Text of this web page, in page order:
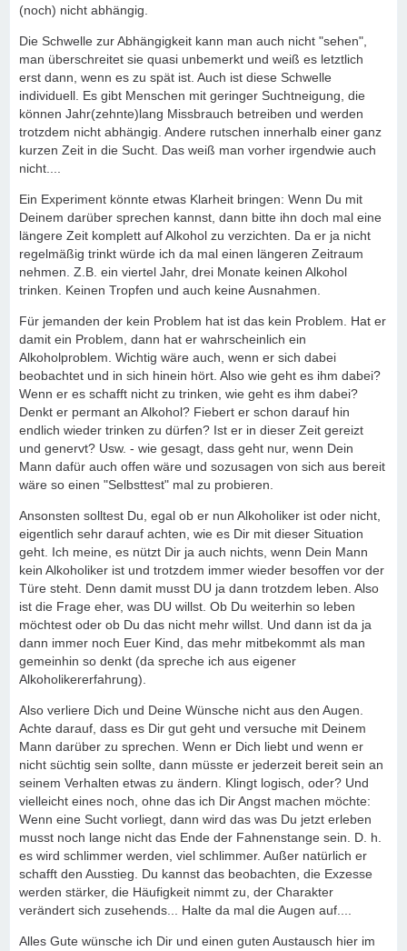
(noch) nicht abhängig.
Die Schwelle zur Abhängigkeit kann man auch nicht "sehen",
man überschreitet sie quasi unbemerkt und weiß es letztlich
erst dann, wenn es zu spät ist. Auch ist diese Schwelle
individuell. Es gibt Menschen mit geringer Suchtneigung, die
können Jahr(zehnte)lang Missbrauch betreiben und werden
trotzdem nicht abhängig. Andere rutschen innerhalb einer ganz
kurzen Zeit in die Sucht. Das weiß man vorher irgendwie auch
nicht....
Ein Experiment könnte etwas Klarheit bringen: Wenn Du mit
Deinem darüber sprechen kannst, dann bitte ihn doch mal eine
längere Zeit komplett auf Alkohol zu verzichten. Da er ja nicht
regelmäßig trinkt würde ich da mal einen längeren Zeitraum
nehmen. Z.B. ein viertel Jahr, drei Monate keinen Alkohol
trinken. Keinen Tropfen und auch keine Ausnahmen.
Für jemanden der kein Problem hat ist das kein Problem. Hat er
damit ein Problem, dann hat er wahrscheinlich ein
Alkoholproblem. Wichtig wäre auch, wenn er sich dabei
beobachtet und in sich hinein hört. Also wie geht es ihm dabei?
Wenn er es schafft nicht zu trinken, wie geht es ihm dabei?
Denkt er permant an Alkohol? Fiebert er schon darauf hin
endlich wieder trinken zu dürfen? Ist er in dieser Zeit gereizt
und genervt? Usw. - wie gesagt, dass geht nur, wenn Dein
Mann dafür auch offen wäre und sozusagen von sich aus bereit
wäre so einen "Selbsttest" mal zu probieren.
Ansonsten solltest Du, egal ob er nun Alkoholiker ist oder nicht,
eigentlich sehr darauf achten, wie es Dir mit dieser Situation
geht. Ich meine, es nützt Dir ja auch nichts, wenn Dein Mann
kein Alkoholiker ist und trotzdem immer wieder besoffen vor der
Türe steht. Denn damit musst DU ja dann trotzdem leben. Also
ist die Frage eher, was DU willst. Ob Du weiterhin so leben
möchtest oder ob Du das nicht mehr willst. Und dann ist da ja
dann immer noch Euer Kind, das mehr mitbekommt als man
gemeinhin so denkt (da spreche ich aus eigener
Alkoholikererfahrung).
Also verliere Dich und Deine Wünsche nicht aus den Augen.
Achte darauf, dass es Dir gut geht und versuche mit Deinem
Mann darüber zu sprechen. Wenn er Dich liebt und wenn er
nicht süchtig sein sollte, dann müsste er jederzeit bereit sein an
seinem Verhalten etwas zu ändern. Klingt logisch, oder? Und
vielleicht eines noch, ohne das ich Dir Angst machen möchte:
Wenn eine Sucht vorliegt, dann wird das was Du jetzt erleben
musst noch lange nicht das Ende der Fahnenstange sein. D. h.
es wird schlimmer werden, viel schlimmer. Außer natürlich er
schafft den Ausstieg. Du kannst das beobachten, die Exzesse
werden stärker, die Häufigkeit nimmt zu, der Charakter
verändert sich zusehends... Halte da mal die Augen auf....
Alles Gute wünsche ich Dir und einen guten Austausch hier im